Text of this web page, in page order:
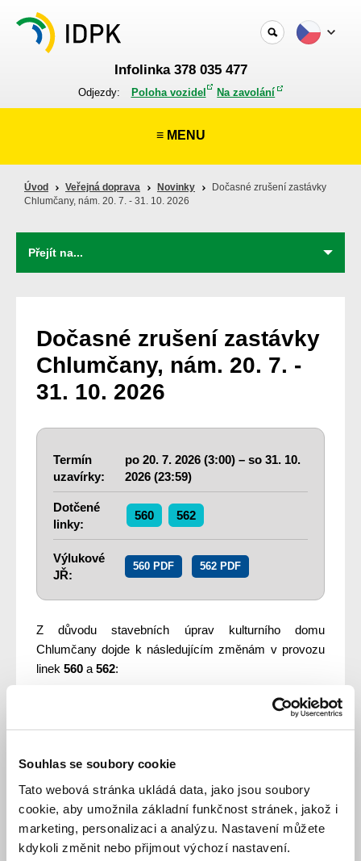
Souhlas se soubory cookie
Tato webová stránka ukládá data, jako jsou soubory
cookie, aby umožnila základní funkčnost stránek, jakož i
marketing, personalizaci a analýzu. Nastavení můžete
kdykoli změnit nebo přijmout výchozí nastavení.
Infolinka 378 035 477
Odjezdy: Poloha vozidel Na zavolání
≡ MENU
Úvod Veřejná doprava Novinky
Dočasné zrušení zastávky
Chlumčany, nám. 20. 7. - 31. 10. 2026
Dočasné zrušení zastávky
Chlumčany, nám. 20. 7. -
31. 10. 2026
Termín
uzavírky:
po 20. 7. 2026 (3:00) – so 31. 10.
2026 (23:59)
Dotčené
linky:
560 562
Výlukové
JŘ:
560 PDF 562 PDF
Z důvodu stavebních úprav kulturního domu
Chlumčany dojde k následujícím změnám v provozu
linek 560 a 562:
zastávkyChlumčany, nám.
Jako náhradní zastávka poslouží cca 180 m
vzdálená zastávkaChlumčany, Dobřanská.
Zastávka
Chlumčany, nám.
zůstává pro linku562v provozu beze změny.